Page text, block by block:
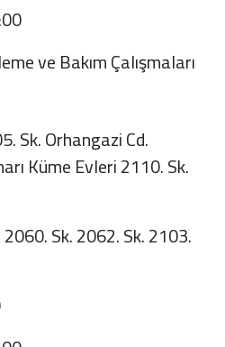
ve Bakım Çalışmaları
Sk. Orhangazi Cd.
Küme Evleri 2110. Sk.
Sk. 2062. Sk. 2103.